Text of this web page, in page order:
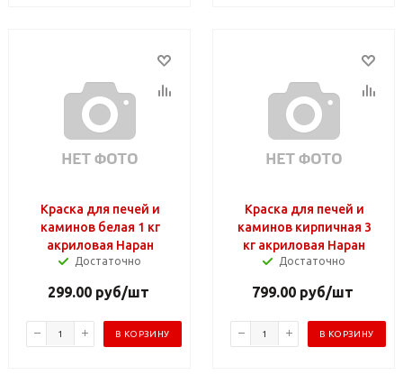
Краска для печей и
каминов белая 1 кг
акриловая Наран
Достаточно
299.00руб/шт
В КОРЗИНУ
Краска для печей и
каминов кирпичная 3
кг акриловая Наран
Достаточно
799.00руб/шт
В КОРЗИНУ